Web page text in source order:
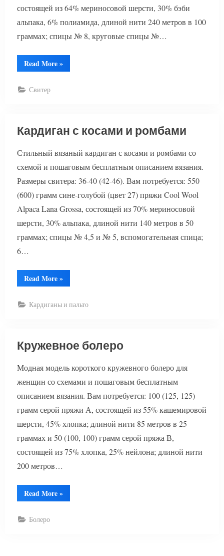
состоящей из 64% мериносовой шерсти, 30% бэби
альпака, 6% полиамида, длиной нити 240 метров в 100
граммах; спицы № 8, круговые спицы №…
Read More“Свитер
с
»
Свитер
Кардиган с косами и ромбами
Стильный вязаный кардиган с косами и ромбами со
схемой и пошаговым бесплатным описанием вязания.
Размеры свитера: 36-40 (42-46). Вам потребуется: 550
(600) грамм сине-голубой (цвет 27) пряжи Cool Wool
Alpaca Lana Grossa, состоящей из 70% мериносовой
шерсти, 30% альпака, длиной нити 140 метров в 50
граммах; спицы № 4,5 и № 5, вспомогательная спица;
6…
Read More“Кардиган
с
ромбами”
»
Кардиганы и пальто
Кружевное болеро
Модная модель короткого кружевного болеро для
женщин со схемами и пошаговым бесплатным
описанием вязания. Вам потребуется: 100 (125, 125)
грамм серой пряжи А, состоящей из 55% кашемировой
шерсти, 45% хлопка; длиной нити 85 метров в 25
граммах и 50 (100, 100) грамм серой пряжа В,
состоящей из 75% хлопка, 25% нейлона; длиной нити
200 метров…
Read More“Кружевное
болеро”
»
Болеро